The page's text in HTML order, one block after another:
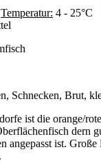
Temperatur: 4 - 25°C
Schnecken, Brut,
ist die orange/
dern
angepasst ist. Große